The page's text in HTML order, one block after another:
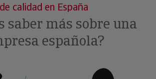
de calidad en España
saber más sobre una
española?